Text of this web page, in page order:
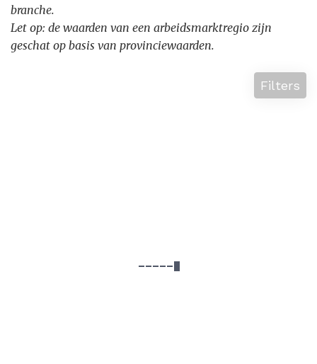
branche.
Let op: de waarden van een arbeidsmarktregio zijn
geschat op basis van provinciewaarden.
Filters